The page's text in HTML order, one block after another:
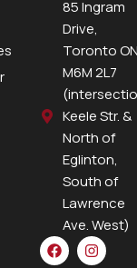
85 Ingram
Drive,
Toronto
M6M 2L7
Keele Str. &
North of
Eglinton,
South of
Lawrence
Ave. West)
F
a
I
n